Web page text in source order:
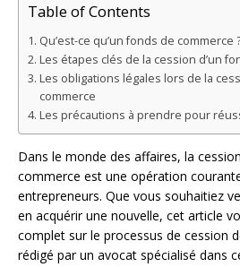
Table of Contents
Qu’est-ce qu’un fonds de commerce
Les étapes clés de la cession d’un
Les obligations légales lors de la
commerce
Les précautions à prendre pour
Dans le monde des affaires, la
commerce est une opération
entrepreneurs. Que vous souhaitiez
en acquérir une nouvelle, cet article
complet sur le processus de cession
rédigé par un avocat spécialisé dans